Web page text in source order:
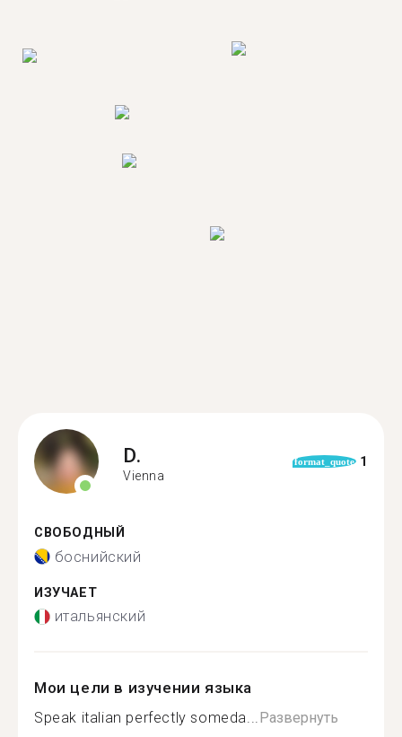
D.
Vienna
format_quote 1
СВОБОДНЫЙ
боснийский
ИЗУЧАЕТ
итальянский
Мои цели в изучении языка
Speak italian perfectly someda...Развернуть